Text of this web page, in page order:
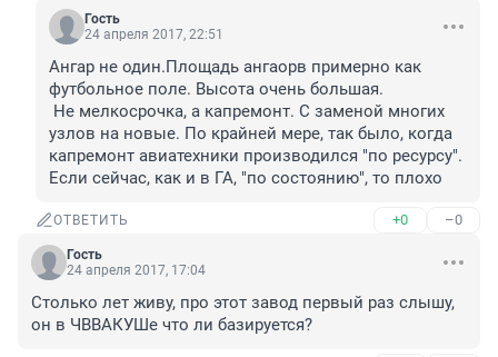
Гость
24 апреля 2017, 22:51
Ангар не один.Площадь ангаорв примерно как
футбольное поле. Высота очень большая.
Не мелкосрочка, а капремонт. С заменой многих
узлов на новые. По крайней мере, так было, когда
капремонт авиатехники производился "по ресурсу".
Если сейчас, как и в ГА, "по состоянию", то плохо
ОТВЕТИТЬ +0 –0
Гость
24 апреля 2017, 17:04
Столько лет живу, про этот завод первый раз слышу,
он в ЧВВАКУШе что ли базируется?